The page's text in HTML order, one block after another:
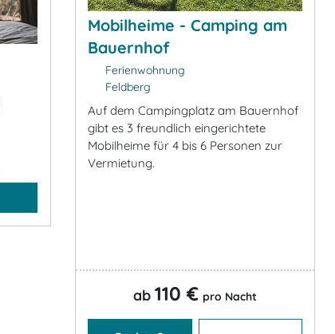
Mobilheime - Camping am
Bauernhof
Ferienwohnung
Feldberg
Auf dem Campingplatz am Bauernhof
gibt es 3 freundlich eingerichtete
Mobilheime für 4 bis 6 Personen zur
Vermietung.
ab 110 € pro Nacht